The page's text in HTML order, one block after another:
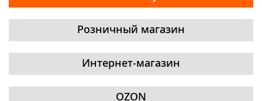
Розничный магазин
Интернет-магазин
OZON